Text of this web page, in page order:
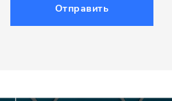
Отправить